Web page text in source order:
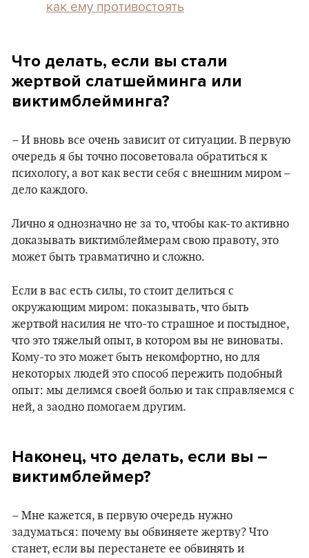
как ему противостоять
Что делать, если вы стали
жертвой слатшейминга или
виктимблейминга?
– И вновь все очень зависит от ситуации. В первую
очередь я бы точно посоветовала обратиться к
психологу, а вот как вести себя с внешним миром –
дело каждого.
Лично я однозначно не за то, чтобы как-то активно
доказывать виктимблеймерам свою правоту, это
может быть травматично и сложно.
Если в вас есть силы, то стоит делиться с
окружающим миром: показывать, что быть
жертвой насилия не что-то страшное и постыдное,
что это тяжелый опыт, в котором вы не виноваты.
Кому-то это может быть некомфортно, но для
некоторых людей это способ пережить подобный
опыт: мы делимся своей болью и так справляемся с
ней, а заодно помогаем другим.
Наконец, что делать, если вы –
виктимблеймер?
– Мне кажется, в первую очередь нужно
задуматься: почему вы обвиняете жертву? Что
станет, если вы перестанете ее обвинять и